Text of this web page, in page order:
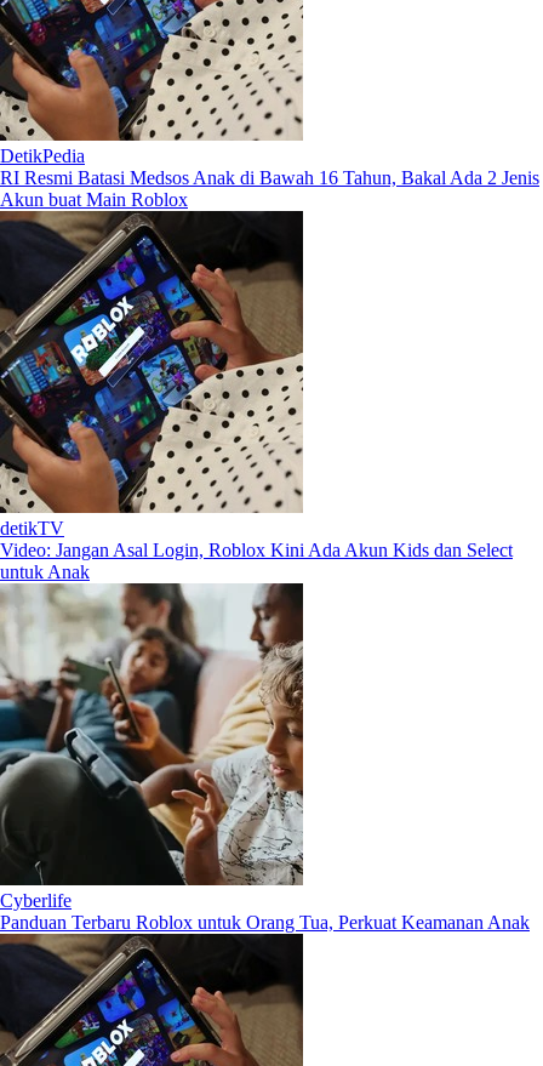
DetikPedia
RI Resmi Batasi Medsos Anak di Bawah 16 Tahun, Bakal Ada 2 Jenis
Akun buat Main Roblox
detikTV
Video: Jangan Asal Login, Roblox Kini Ada Akun Kids dan Select
untuk Anak
Cyberlife
Panduan Terbaru Roblox untuk Orang Tua, Perkuat Keamanan Anak